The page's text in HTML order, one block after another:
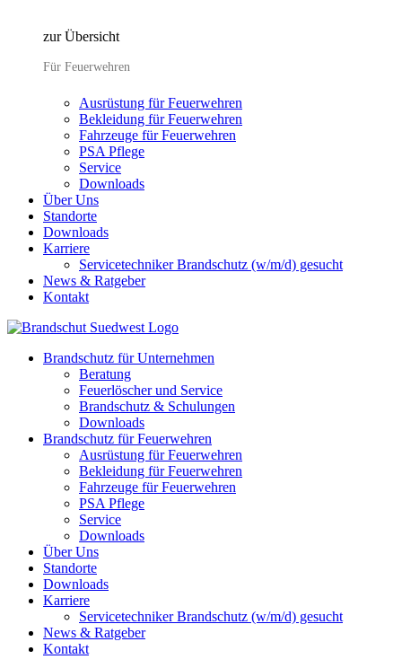
zur Übersicht
Für Feuerwehren
Ausrüstung für Feuerwehren
Bekleidung für Feuerwehren
Fahrzeuge für Feuerwehren
PSA Pflege
Service
Downloads
Über Uns
Standorte
Downloads
Karriere
Servicetechniker Brandschutz (w/m/d) gesucht
News & Ratgeber
Kontakt
Brandschutz für Unternehmen
Beratung
Feuerlöscher und Service
Brandschutz & Schulungen
Downloads
Brandschutz für Feuerwehren
Ausrüstung für Feuerwehren
Bekleidung für Feuerwehren
Fahrzeuge für Feuerwehren
PSA Pflege
Service
Downloads
Über Uns
Standorte
Downloads
Karriere
Servicetechniker Brandschutz (w/m/d) gesucht
News & Ratgeber
Kontakt